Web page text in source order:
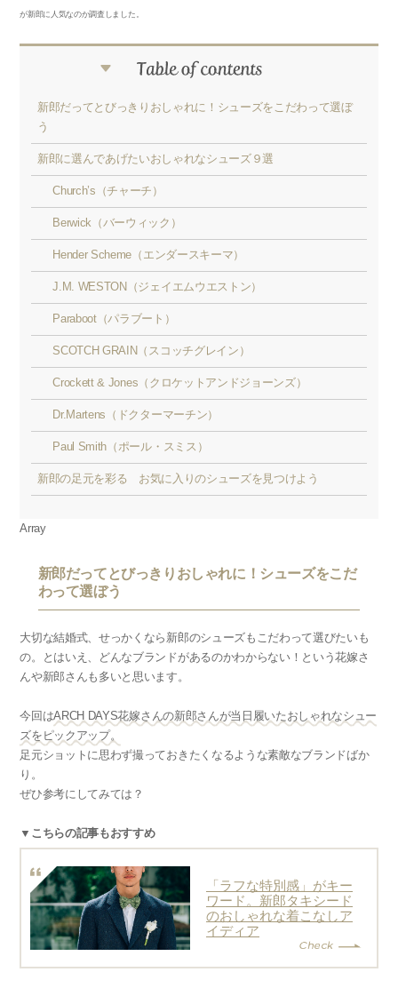
が新郎に人気なのか調査しました。
新郎だってとびっきりおしゃれに！シューズをこだわって選ぼ
う
新郎に選んであげたいおしゃれなシューズ９選
Church’s（チャーチ）
Berwick（バーウィック）
Hender Scheme（エンダースキーマ）
J.M. WESTON（ジェイエムウエストン）
Paraboot（パラブート）
SCOTCH GRAIN（スコッチグレイン）
Crockett & Jones（クロケットアンドジョーンズ）
Dr.Martens（ドクターマーチン）
Paul Smith（ポール・スミス）
新郎の足元を彩る お気に入りのシューズを見つけよう
Array
新郎だってとびっきりおしゃれに！シューズをこだ
わって選ぼう
大切な結婚式、せっかくなら新郎のシューズもこだわって選びたいも
の。とはいえ、どんなブランドがあるのかわからない！という花嫁さ
んや新郎さんも多いと思います。
今回はARCH DAYS花嫁さんの新郎さんが当日履いたおしゃれなシュー
ズをピックアップ。
足元ショットに思わず撮っておきたくなるような素敵なブランドばか
り。
ぜひ参考にしてみては？
▼こちらの記事もおすすめ
「ラフな特別感」がキー
ワード。新郎タキシード
のおしゃれな着こなしア
イディア